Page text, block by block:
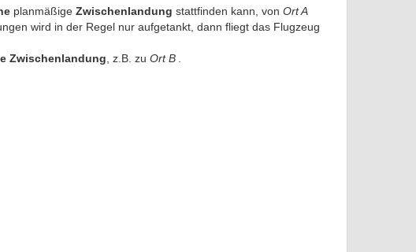
planmäßige Zwischenlandung stattfinden kann, von Ort A
wird in der Regel nur aufgetankt, dann fliegt das Flugzeug
Zwischenlandung , z.B. zu Ort B